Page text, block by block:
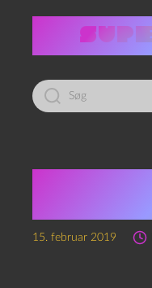
Led
efter:
15. februar 2019